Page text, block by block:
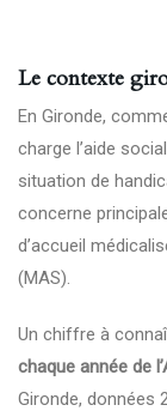
Le contexte
En Gironde,
charge l’aide
situation de
concerne
d’accueil
(MAS).
Un chiffre à
chaque année de
Gironde, données